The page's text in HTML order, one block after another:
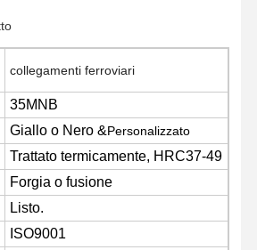
pista
collegamenti ferroviari
35MNB
Giallo o Nero &Personalizzato
Trattato termicamente, HRC37-49
Forgia o fusione
Listo.
ISO9001